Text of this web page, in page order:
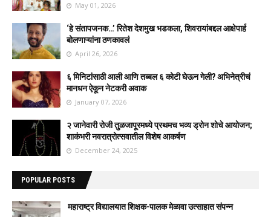
May 01, 2026
‘हे संतापजनक…’ रितेश देशमुख भडकला, शिवरायांबद्दल आक्षेपार्ह
बोलणाऱ्यांना ठणकावलं
April 26, 2026
६ मिनिटांसाठी आली आणि तब्बल ६ कोटी घेऊन गेली? अभिनेत्रीचं
मानधन ऐकून नेटकरी अवाक
January 07, 2026
२ जानेवारी रोजी तुळजापूरमध्ये प्रथमच भव्य ड्रोन शोचे आयोजन;
शाकंभरी नवरात्रोत्सवातील विशेष आकर्षण
December 24, 2025
POPULAR POSTS
महाराष्ट्र विद्यालयात शिक्षक-पालक मेळावा उत्साहात संपन्न